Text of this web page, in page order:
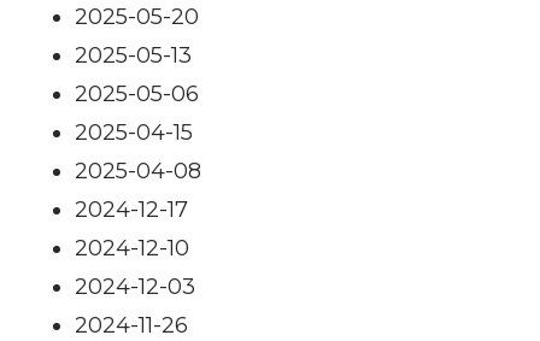
2025-05-20
2025-05-13
2025-05-06
2025-04-15
2025-04-08
2024-12-17
2024-12-10
2024-12-03
2024-11-26